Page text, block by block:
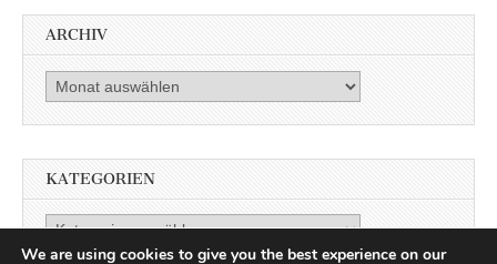
ARCHIV
Archiv
KATEGORIEN
Kategorien
We are using cookies to give you the best experience on our